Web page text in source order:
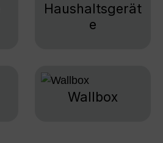
Haushaltsgerät
e
Wallbox